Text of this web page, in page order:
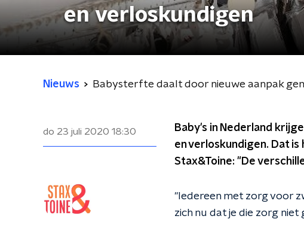
en verloskundigen
Nieuws Babysterfte daalt door nieuwe aanpak
do 23 juli 2020 18:30
Baby's in Nederland
en verloskundigen. Dat
Stax&Toine: "De
"Iedereen met zorg voor
zich nu dat je die zorg